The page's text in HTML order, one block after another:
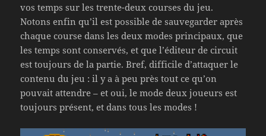
vos temps sur les trente-deux courses du jeu.
Notons enfin qu’il est possible de sauvegarder après
chaque course dans les deux modes principaux, que
les temps sont conservés, et que l’éditeur de circuit
est toujours de la partie. Bref, difficile d’attaquer le
contenu du jeu : il y a à peu près tout ce qu’on
pouvait attendre – et oui, le mode deux joueurs est
toujours présent, et dans tous les modes !